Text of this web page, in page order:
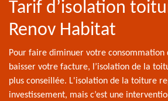
Tarif d’isolation
Renov Habitat
Pour faire diminuer votre consommation
baisser votre facture, l’isolation de la
plus conseillée. L'isolation de la toiture
investissement, mais c’est une